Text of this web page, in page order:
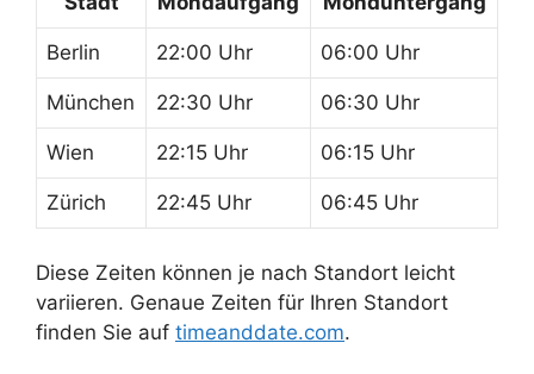
Berlin 22:00 Uhr 06:00 Uhr
München 22:30 Uhr 06:30 Uhr
Wien 22:15 Uhr 06:15 Uhr
Zürich 22:45 Uhr 06:45 Uhr
Diese Zeiten können je nach Standort leicht
variieren. Genaue Zeiten für Ihren Standort
finden Sie auf timeanddate.com.